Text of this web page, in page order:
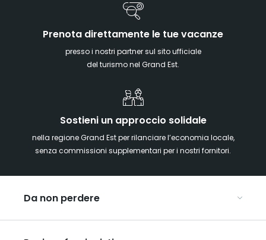
Prenota direttamente le tue vacanze
presso i nostri partner sul sito ufficiale
del turismo nel Grand Est.
Sostieni un approccio solidale
nella regione Grand Est per rilanciare l’economia locale,
senza commissioni supplementari per i nostri fornitori.
Da non perdere